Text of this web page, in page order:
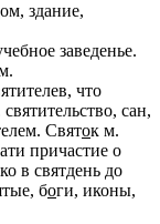
здание,
заведенье.
, что
святительство, сан,
Святок м.
причастие о
в святдень до
боги, иконы,